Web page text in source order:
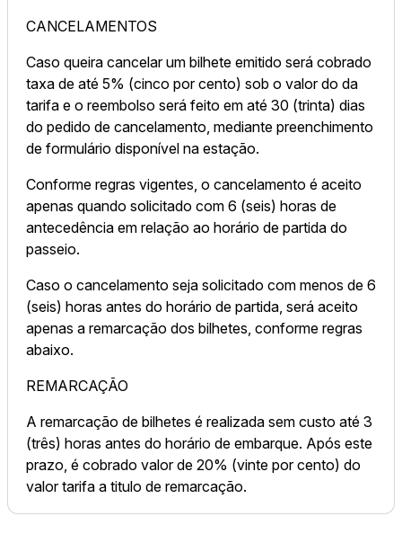
CANCELAMENTOS
Caso queira cancelar um bilhete emitido será cobrado
taxa de até 5% (cinco por cento) sob o valor do da
tarifa e o reembolso será feito em até 30 (trinta) dias
do pedido de cancelamento, mediante preenchimento
de formulário disponível na estação.
Conforme regras vigentes, o cancelamento é aceito
apenas quando solicitado com 6 (seis) horas de
antecedência em relação ao horário de partida do
passeio.
Caso o cancelamento seja solicitado com menos de 6
(seis) horas antes do horário de partida, será aceito
apenas a remarcação dos bilhetes, conforme regras
abaixo.
REMARCAÇÃO
A remarcação de bilhetes é realizada sem custo até 3
(três) horas antes do horário de embarque. Após este
prazo, é cobrado valor de 20% (vinte por cento) do
valor tarifa a titulo de remarcação.